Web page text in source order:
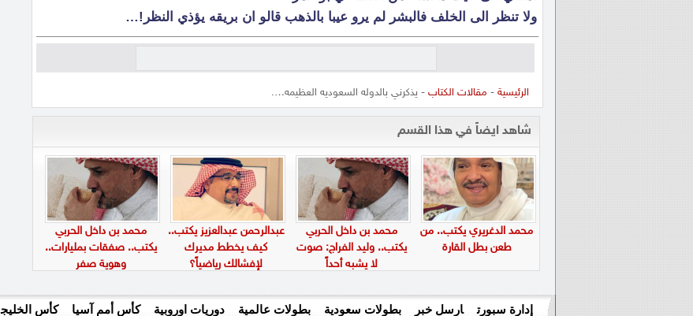
ولا تنظر الى الخلف فالبشر لم يرو عيبا بالذهب قالو ان بريقه يؤذي النظر!…
الرئيسية - مقالات الكتاب - يذكرني بالدوله السعوديه العظيمه….
شاهد ايضاً في هذا القسم
محمد الدغريري يكتب.. من
طعن بطل القارة
محمد بن داخل الحربي
يكتب.. وليد الفراج: صوت
لا يشبه أحداً
عبدالرحمن عبدالعزيز يكتب..
كيف يخطط مديرك
لإفشالك رياضياً؟
محمد بن داخل الحربي
يكتب.. صفقات بمليارات..
وهوية صفر
إدارة سبورت ارسل خبر بطولات سعودية بطولات عالمية دوريات اوروبية كأس أمم آسيا كأس الخليج